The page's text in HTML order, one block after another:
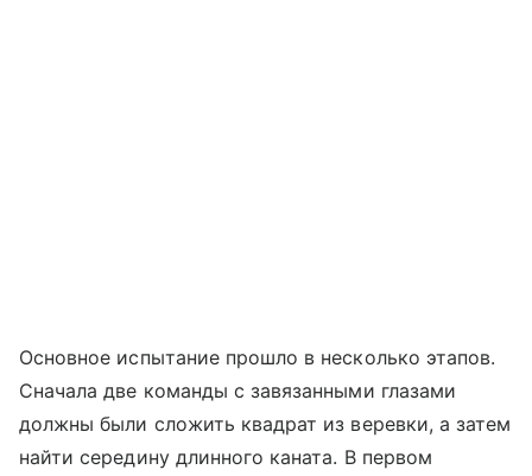
Основное испытание прошло в несколько этапов.
Сначала две команды с завязанными глазами
должны были сложить квадрат из веревки, а затем
найти середину длинного каната. В первом